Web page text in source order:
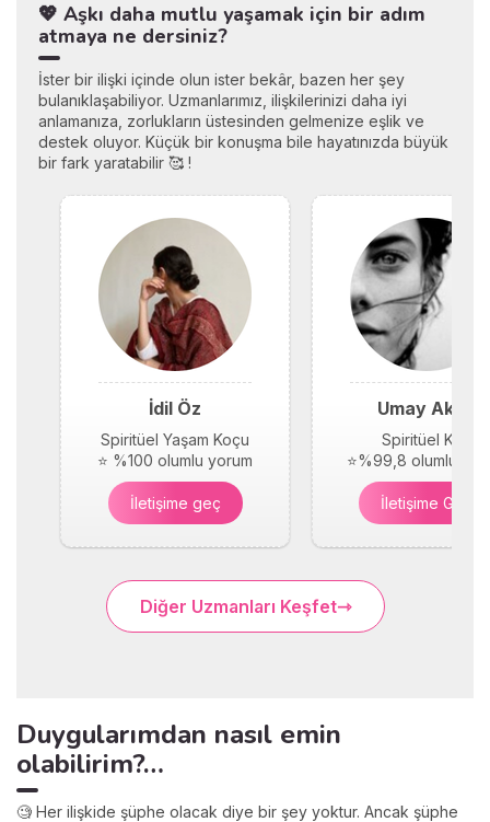
💖 Aşkı daha mutlu yaşamak için bir adım
atmaya ne dersiniz?
İster bir ilişki içinde olun ister bekâr, bazen her şey
bulanıklaşabiliyor. Uzmanlarımız, ilişkilerinizi daha iyi
anlamanıza, zorlukların üstesinden gelmenize eşlik ve
destek oluyor. Küçük bir konuşma bile hayatınızda büyük
bir fark yaratabilir 🥰 !
İdil Öz
Spiritüel Yaşam Koçu
⭐ %100 olumlu yorum
İletişime geç
Umay Akay
Spiritüel Koç
⭐%99,8 olumlu
İletişime Geç
Diğer Uzmanları Keşfet
Duygularımdan nasıl emin
olabilirim?…
🧐 Her ilişkide şüphe olacak diye bir şey yoktur. Ancak şüphe